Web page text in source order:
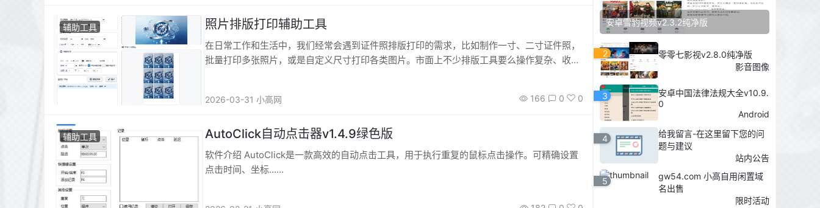
辅助工具 照片排版打印辅助工具
在日常工作和生活中，我们经常会遇到证件照排版打印的需求，比如制作一寸、二寸证件照，
批量打印多张照片，或是自定义尺寸打印各类图片。市面上不少排版工具要么操作复杂、收费
2026-03-31 小高网 166 0 0
辅助工具 AutoClick自动点击器v1.4.9绿色版
软件介绍 AutoClick是一款高效的自动点击工具，用于执行重复的鼠标点击操作。可精确设置
点击时间、坐标……
安卓雪豹视频v2.3.2纯净版
2
零零七影视v2.8.0纯净版
影音图像
3
安卓中国法律法规大全v10.9.
0
Android
4
给我留言-在这里留下您的问
题与建议
站内公告
5
gw54.com 小高自用闲置域
名出售
限时活动